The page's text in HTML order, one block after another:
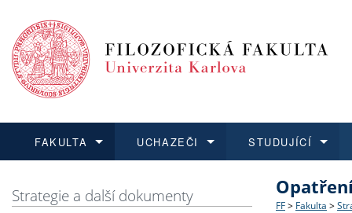
FAKULTA
Struktura
UCHAZEČI
Co
STUDUJÍCÍ
O vědě a
Aktuální
Strategie a další dokumenty FF > Fakulta >